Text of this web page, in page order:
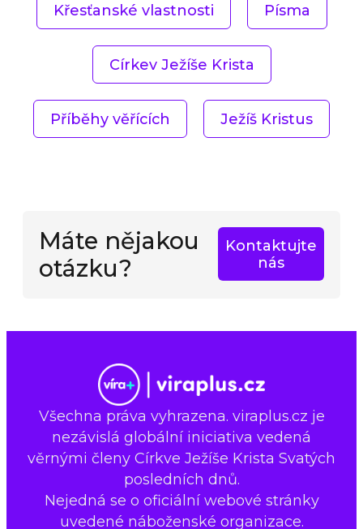
Křesťanské vlastnosti Písma
Církev Ježíše Krista
Příběhy věřících Ježíš Kristus
Máte nějakou
otázku?
Kontaktujte
nás
Všechna práva vyhrazena. viraplus.cz je
nezávislá globální iniciativa vedená
věrnými členy Církve Ježíše Krista Svatých
posledních dnů.
Nejedná se o oficiální webové stránky
uvedené náboženské organizace.